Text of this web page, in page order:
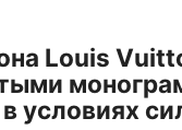
Louis
условиях